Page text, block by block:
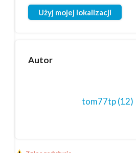
Użyj mojej lokalizacji
Autor
tom77tp(12)